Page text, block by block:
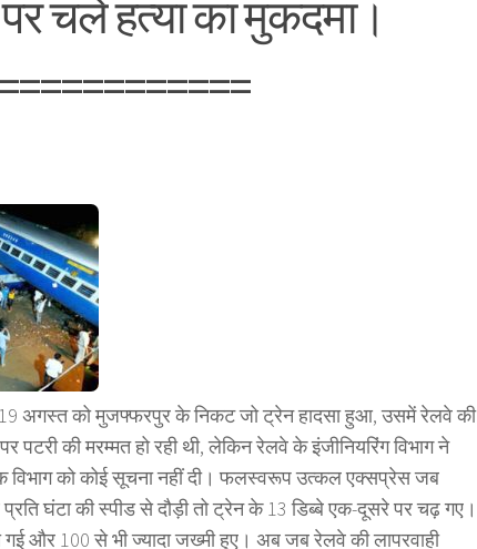
पर चले हत्या का मुकदमा।
अगस्त को मुजफ्फरपुर के निकट जो ट्रेन हादसा हुआ, उसमें रेलवे की
पटरी की मरम्मत हो रही थी, लेकिन रेलवे के इंजीनियरिंग विभाग ने
को कोई सूचना नहीं दी। फलस्वरूप उत्कल एक्सप्रेस जब
प्रति घंटा की स्पीड से दौड़ी तो ट्रेन के 13 डिब्बे एक-दूसरे पर चढ़ गए।
गई और 100 से भी ज्यादा जख्मी हुए। अब जब रेलवे की लापरवाही